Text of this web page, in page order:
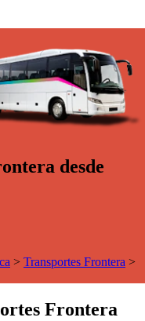
desde
> Transportes Frontera >
Frontera